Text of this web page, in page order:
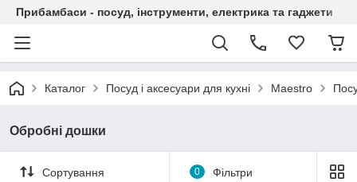
Прибамбаси - посуд, інструменти, електрика та гаджети
Каталог Посуд і аксесуари для кухні Maestro
Обробні дошки
Сортування 0 Фільтри